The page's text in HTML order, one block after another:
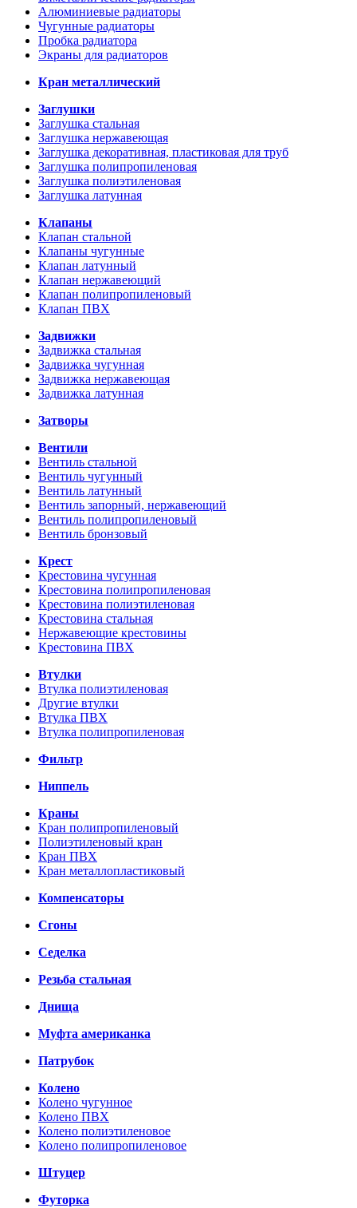
Алюминиевые радиаторы
Чугунные радиаторы
Пробка радиатора
Экраны для радиаторов
Кран металлический
Заглушки
Заглушка стальная
Заглушка нержавеющая
Заглушка декоративная, пластиковая для труб
Заглушка полипропиленовая
Заглушка полиэтиленовая
Заглушка латунная
Клапаны
Клапан стальной
Клапаны чугунные
Клапан латунный
Клапан нержавеющий
Клапан полипропиленовый
Клапан ПВХ
Задвижки
Задвижка стальная
Задвижка чугунная
Задвижка нержавеющая
Задвижка латунная
Затворы
Вентили
Вентиль стальной
Вентиль чугунный
Вентиль латунный
Вентиль запорный, нержавеющий
Вентиль полипропиленовый
Вентиль бронзовый
Крест
Крестовина чугунная
Крестовина полипропиленовая
Крестовина полиэтиленовая
Крестовина стальная
Нержавеющие крестовины
Крестовина ПВХ
Втулки
Втулка полиэтиленовая
Другие втулки
Втулка ПВХ
Втулка полипропиленовая
Фильтр
Ниппель
Краны
Кран полипропиленовый
Полиэтиленовый кран
Кран ПВХ
Кран металлопластиковый
Компенсаторы
Сгоны
Седелка
Резьба стальная
Днища
Муфта американка
Патрубок
Колено
Колено чугунное
Колено ПВХ
Колено полиэтиленовое
Колено полипропиленовое
Штуцер
Футорка